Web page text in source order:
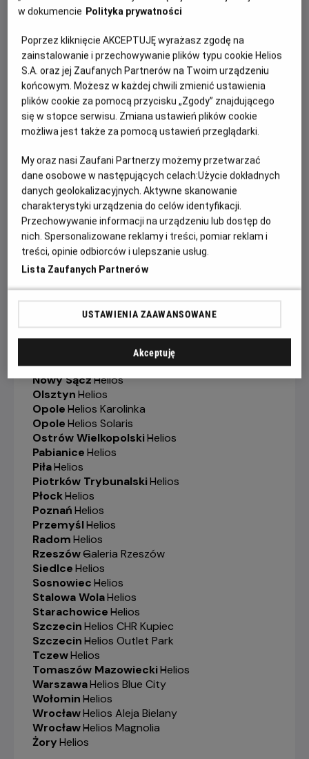
Białystok -
Helios Alfa
Białystok-
Helios Jurowiecka
Bielsko-Biała-
Helios
Bydgoszcz-
Helios
Dąbrowa Górnicza-
Helios
Gdańsk-
Helios Forum
Gdańsk-
Helios Metropolia
Gdynia-Helios
Gorzów Wielkopolski-
Helios
Grudziądz-
Helios
Jelenia Góra-
Helios
Kalisz-
Helios
Katowice-
Helios
Kędzierzyn-Koźle-
Helios
Kielce-
Helios
Konin-Helios
Koszalin-
Helios
Krosno-
Helios
Legionowo-Helios
-Helios
Lubin-
Helios
Łomża-
Helios
Nowy Sącz-
Helios
Olsztyn-
Helios
Opole-
Helios Karolinka
Opole-
Helios Solaris
Ostrów Wielkopolski-
Helios
Pabianice-
Helios
Piła-
Helios
Piotrków Trybunalski-
Helios
Płock-
Helios
Poznań-
Helios
Przemyśl-
Helios
Radom-
Helios
Rzeszów-
Galeria Rzeszów
Siedlce-
Helios
Sosnowiec-
Helios
Stalowa Wola-
Helios
Starachowice-
Helios
Szczecin-
Helios CHR Kupiec
Szczecin-
Helios Outlet Park
Tczew-
Helios
Tomaszów Mazowiecki-
Helios
Warszawa-
Helios Blue City
Wołomin-
Helios
Wrocław-
Helios Aleja Bielany
Wrocław-
Helios Magnolia
Żory-
Helios
w dokumencie Polityka prywatności
Poprzez kliknięcie AKCEPTUJĘ wyrażasz zgodę na
zainstalowanie i przechowywanie plików typu cookie Helios
S.A. oraz jej Zaufanych Partnerów na Twoim urządzeniu
końcowym. Możesz w każdej chwili zmienić ustawienia
plików cookie za pomocą przycisku „Zgody” znajdującego
się w stopce serwisu. Zmiana ustawień plików cookie
możliwa jest także za pomocą ustawień przeglądarki.
My oraz nasi Zaufani Partnerzy możemy przetwarzać
dane osobowe w następujących celach:Użycie dokładnych
danych geolokalizacyjnych. Aktywne skanowanie
charakterystyki urządzenia do celów identyfikacji.
Przechowywanie informacji na urządzeniu lub dostęp do
nich. Spersonalizowane reklamy i treści, pomiar reklam i
treści, opinie odbiorców i ulepszanie usług.
Lista Zaufanych Partnerów
USTAWIENIA ZAAWANSOWANE
Akceptuję